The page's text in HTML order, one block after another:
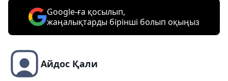
Google-ға қосылып,
жаңалықтарды бірінші болып оқыңыз
Айдос Қали